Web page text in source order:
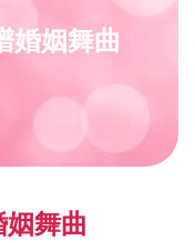
婚姻舞曲
舞曲